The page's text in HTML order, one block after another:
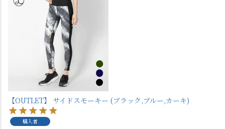
【OUTLET】 サイドスモーキー (ブラック,ブルー,カーキ)
購入者